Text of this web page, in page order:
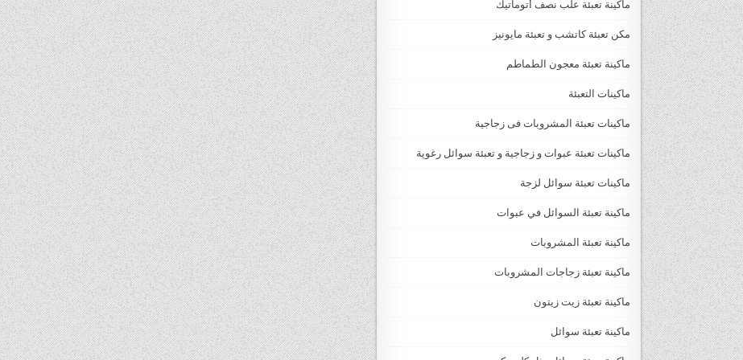
ماكينة تعبئة علب نصف أتوماتيك
مكن تعبئة كاتشب و تعبئة مايونيز
ماكينة تعبئة معجون الطماطم
ماكينات التعبئة
ماكينات تعبئة المشروبات فى زجاجية
ماكينات تعبئة عبوات و زجاجية و تعبئة سوائل رغوية
ماكينات تعبئة سوائل لزجة
‏‏‏ماكينة تعبئة السوائل في عبوات
ماكينة تعبئة المشروبات
ماكينة تعبئة زجاجات المشروبات
ماكينة تعبئة زيت زيتون
ماكينة تعبئة سوائل